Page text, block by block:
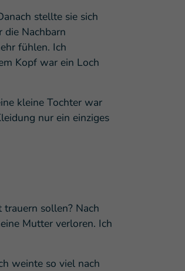
stellte sie sich
die Nachbarn
fühlen. Ich
Kopf war ein Loch
kleine Tochter war
nur ein einziges
sollen? Nach
Mutter verloren. Ich
weinte so viel nach